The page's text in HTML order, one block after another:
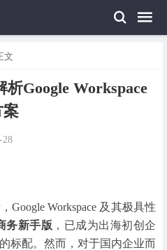
文
析Google Workspace
案
28
Google Workspace 及其极具性
务新手版 ，已成为出海初创企
标配。然而，对于国内企业而